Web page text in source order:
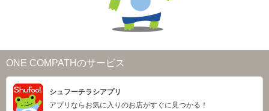
ONE COMPATHのサービス
シュフーチラシアプリ
アプリならお気に入りのお店がすぐに見つかる！